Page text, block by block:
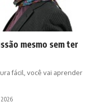
mesmo sem ter
fácil, você vai aprender